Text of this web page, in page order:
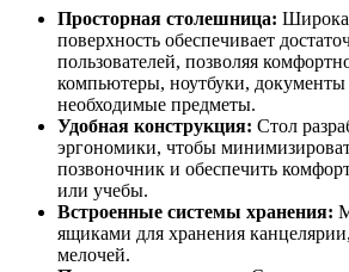
Просторная столешница:
поверхность обеспечивает
пользователей, позволяя
компьютеры, ноутбуки, документы
необходимые предметы.
Удобная конструкция: Стол
эргономики, чтобы
позвоночник и обеспечить
или учебы.
Встроенные системы хранения:
ящиками для хранения
мелочей.